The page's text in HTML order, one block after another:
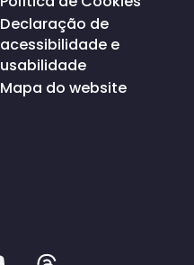
Declaração de
acessibilidade e
usabilidade
Mapa do website